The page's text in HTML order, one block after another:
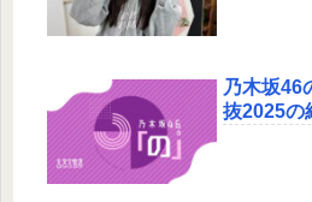
乃木坂46
抜2025の